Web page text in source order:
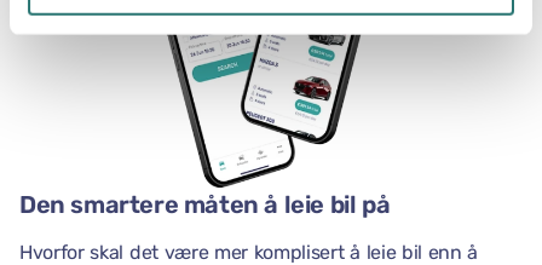
Den smartere måten å leie bil på
Hvorfor skal det være mer komplisert å leie bil enn å